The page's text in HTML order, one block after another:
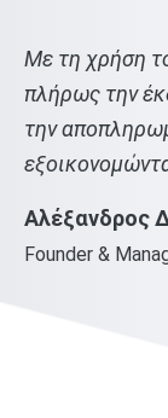
Με τη χρήση
πλήρως την
την
Αλέξανδρος
Founder &